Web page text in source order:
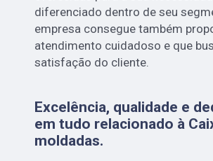
diferenciado dentro de seu
empresa consegue também
atendimento cuidadoso e que
satisfação do cliente.
Excelência, qualidade e
em tudo relacionado à
moldadas.